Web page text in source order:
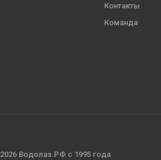
Контакты
Команда
2026 Водолаз.РФ с 1995 года